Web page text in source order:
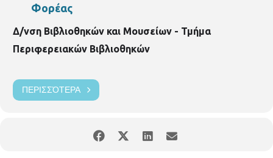
Φορέας
Δ/νση Βιβλιοθηκών και Μουσείων - Τμήμα
Περιφερειακών Βιβλιοθηκών
ΠΕΡΙΣΣΌΤΕΡΑ